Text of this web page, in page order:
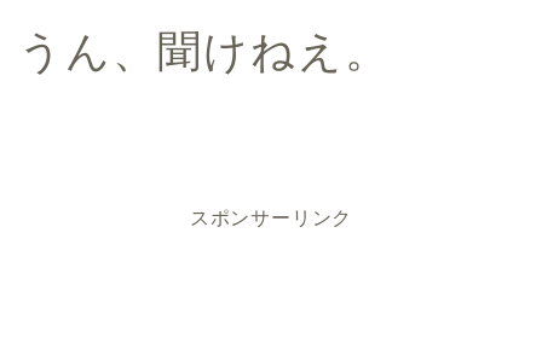
うん、聞けねえ。
スポンサーリンク